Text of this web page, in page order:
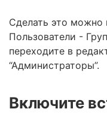
Сделать это можно
Пользователи -
переходите в
“Администраторы”.
Включите